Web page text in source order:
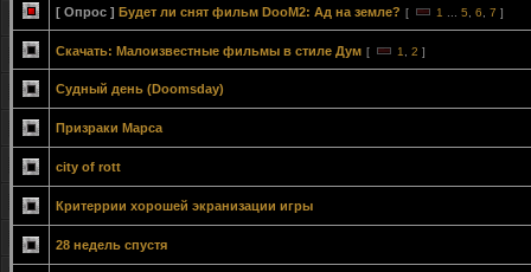
[ Опрос ] Будет ли снят фильм DooM2: Ад на земле? [ 1 5 6 7 ]
Скачать: Малоизвестные фильмы в стиле Дум [ 1 2 ]
Судный день (Doomsday)
Призраки Марса
city of rott
Критеррии хорошей экранизации игры
28 недель спустя